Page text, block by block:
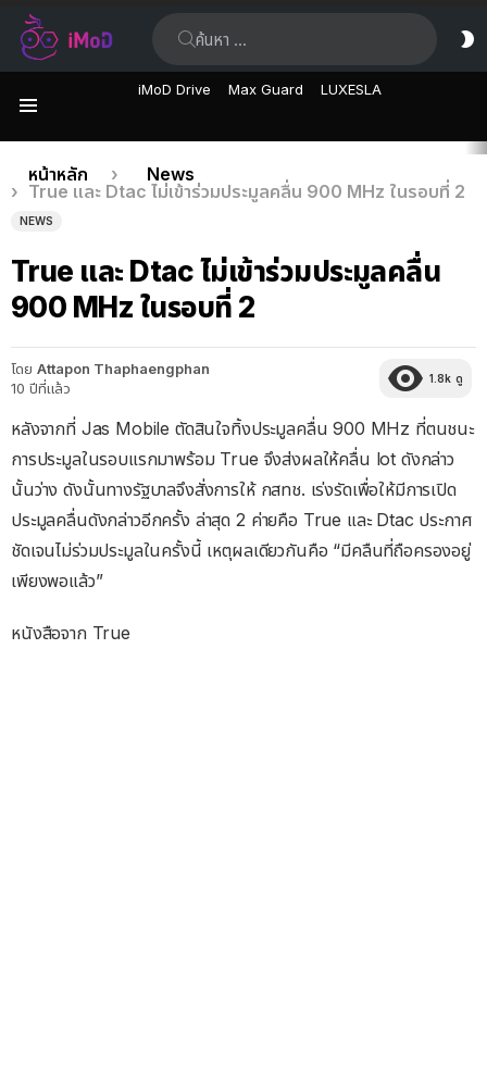
iMoD Drive Max Guard LUXESLA
เรื่อง
ล่าสุด
คุณอยู่ที่นี่:
หน้าหลัก
News
True และ Dtac ไม่เข้าร่วมประมูลคลื่น 900 MHz ในรอบที่ 2
NEWS
True และ Dtac ไม่เข้าร่วมประมูลคลื่น
900 MHz ในรอบที่ 2
โดย Attapon Thaphaengphan
10 ปีที่แล้ว
1.8k ดู
หลังจากที่ Jas Mobile ตัดสินใจทิ้งประมูลคลื่น 900 MHz ที่ตนชนะ
การประมูลในรอบแรกมาพร้อม True จึงส่งผลให้คลื่น lot ดังกล่าว
นั้นว่าง ดังนั้นทางรัฐบาลจึงสั่งการให้ กสทช. เร่งรัดเพื่อให้มีการเปิด
ประมูลคลื่นดังกล่าวอีกครั้ง ล่าสุด 2 ค่ายคือ True และ Dtac ประกาศ
ชัดเจนไม่ร่วมประมูลในครั้งนี้ เหตุผลเดียวกันคือ “มีคลืนที่ถือครองอยู่
เพียงพอแล้ว”
หนังสือจาก True